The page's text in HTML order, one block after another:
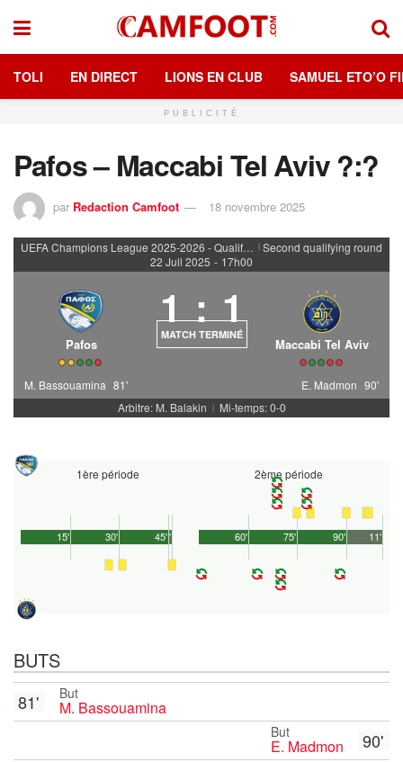
TOLI EN DIRECT LIONS EN CLUB SAMUEL ETO’O
PUBLICITÉ
Pafos – Maccabi Tel Aviv ?:?
par Redaction Camfoot 18 novembre 2025
| Second qualifying round
22 Juil 2025 - 17h00
Pafos
1 : 1
MATCH TERMINÉ
Maccabi Tel Aviv
M. Bassouamina 81' E. Madmon 90'
Arbitre: M. Balakin
| Mi-temps: 0-0
1ère période
45'
15' 30' 1'
2ème période
90'
60' 75' 11'
BUTS
But
M. Bassouamina
81'
90'
But
E. Madmon